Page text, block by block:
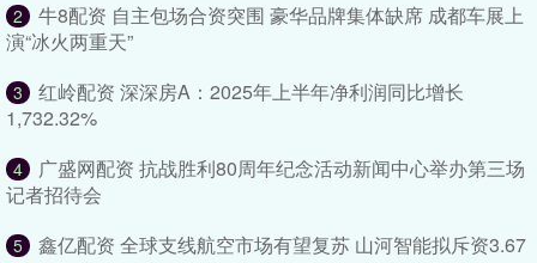
2
牛8配资 自主包场合资突围 豪华品牌集体缺席 成都车展上
演“冰火两重天”
3
红岭配资 深深房A：2025年上半年净利润同比增长
1,732.32%
4
广盛网配资 抗战胜利80周年纪念活动新闻中心举办第三场
记者招待会
5
鑫亿配资 全球支线航空市场有望复苏 山河智能拟斥资3.67